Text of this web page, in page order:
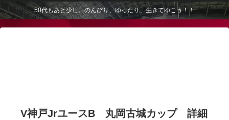
50代もあと少し。のんびり、ゆったり、生きてゆこう！！
V神戸JrユースB 丸岡古城カップ 詳細